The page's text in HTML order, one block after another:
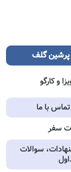
پرشین گلف
و کارگو
تماس با ما
سفر
سوالات